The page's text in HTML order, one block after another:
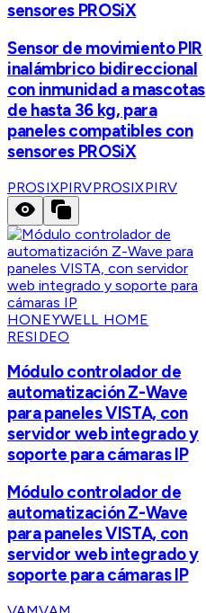
sensores PROSiX
Sensor de movimiento PIR
inalámbrico bidireccional
con inmunidad a mascotas
de hasta 36 kg, para
paneles compatibles con
sensores PROSiX
PROSIXPIRVPROSIXPIRV
HONEYWELL HOME
RESIDEO
Módulo controlador de
automatización Z-Wave
para paneles VISTA, con
servidor web integrado y
soporte para cámaras IP
Módulo controlador de
automatización Z-Wave
para paneles VISTA, con
servidor web integrado y
soporte para cámaras IP